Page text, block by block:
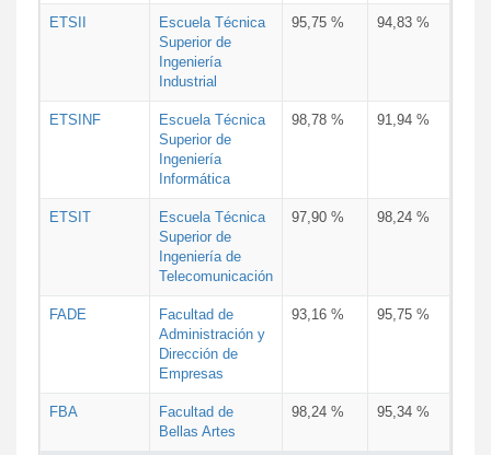
ETSII
Escuela Técnica
Superior de
Ingeniería
Industrial
95,75 % 94,83 %
ETSINF
Escuela Técnica
Superior de
Ingeniería
Informática
98,78 % 91,94 %
ETSIT
Escuela Técnica
Superior de
Ingeniería de
Telecomunicación
97,90 % 98,24 %
FADE
Facultad de
Administración y
Dirección de
Empresas
93,16 % 95,75 %
FBA
Facultad de
Bellas Artes
98,24 % 95,34 %